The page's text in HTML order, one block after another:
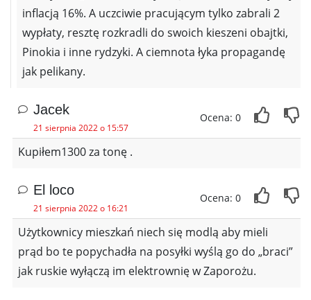
inflacją 16%. A uczciwie pracującym tylko zabrali 2
wypłaty, resztę rozkradli do swoich kieszeni obajtki,
Pinokia i inne rydzyki. A ciemnota łyka propagandę
jak pelikany.
Jacek
21 sierpnia 2022 o 15:57
Ocena: 0
Kupiłem1300 za tonę .
El loco
21 sierpnia 2022 o 16:21
Ocena: 0
Użytkownicy mieszkań niech się modlą aby mieli
prąd bo te popychadła na posyłki wyślą go do „braci”
jak ruskie wyłączą im elektrownię w Zaporożu.